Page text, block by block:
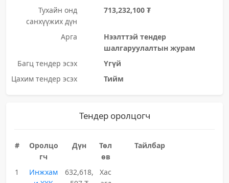
Тухайн онд
санхүүжих дүн
713,232,100 ₮
Арга
Нээлттэй тендер
шалгаруулалтын журам
Багц тендер эсэх
Үгүй
Цахим тендер эсэх
Тийм
Тендер оролцогч
#
Оролцо
гч
Дүн
Төл
өв
Тайлбар
1
Инжхам
632,618,
Хас